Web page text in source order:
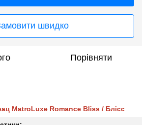
швидко
Порівняти
MatroLuxe Romance Bliss / Блісс